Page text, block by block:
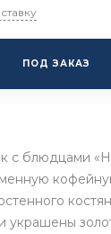
ПОД ЗАКАЗ
с блюдцами
украшены